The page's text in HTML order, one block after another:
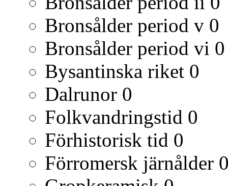
Bronsålder period v 0
Bronsålder period vi 0
Bysantinska riket 0
Dalrunor 0
Folkvandringstid 0
Förhistorisk tid 0
Förromersk järnålder